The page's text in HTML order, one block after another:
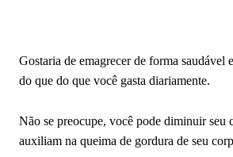
Gostaria de emagrecer de forma saudável
do que do que você gasta diariamente.
Não se preocupe, você pode diminuir seu
auxiliam na queima de gordura de seu